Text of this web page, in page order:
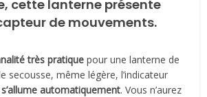
cette lanterne présente
de mouvements.
très pratique pour une lanterne de
secousse, même légère, l’indicateur
s’allume automatiquement. Vous n’aurez